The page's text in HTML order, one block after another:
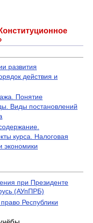
развития
действия и
Понятие
Виды постановлений
курса. Налоговая
экономики
при Президенте
(АУпПРБ)
Республики